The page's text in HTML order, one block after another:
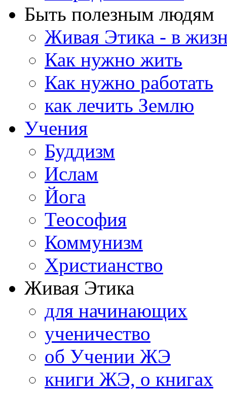
Быть полезным людям
Живая Этика - в
Как нужно жить
Как нужно работать
как лечить Землю
Учения
Буддизм
Ислам
Йога
Теософия
Коммунизм
Христианство
Живая Этика
для начинающих
ученичество
об Учении ЖЭ
книги ЖЭ, о книгах